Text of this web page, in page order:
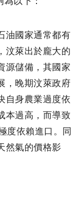
油國家通常都有
汶萊出於龐大的
源儲備，其國家
，晚期汶萊政府
自身農業過度依
本過高，而導致
度依賴進口。同
然氣的價格影